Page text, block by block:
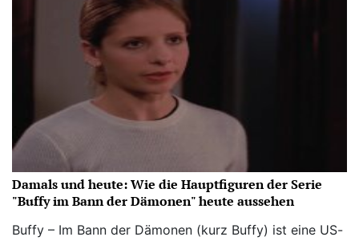
Damals und heute: Wie die Hauptfiguren der Serie
"Buffy im Bann der Dämonen" heute aussehen
Buffy – Im Bann der Dämonen (kurz Buffy) ist eine US-